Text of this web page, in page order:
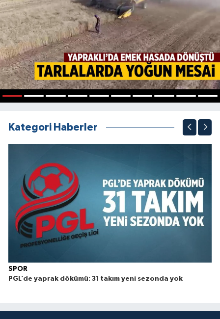
Kategori Haberler
SPOR
PGL’de yaprak dökümü: 31 takım yeni sezonda yok